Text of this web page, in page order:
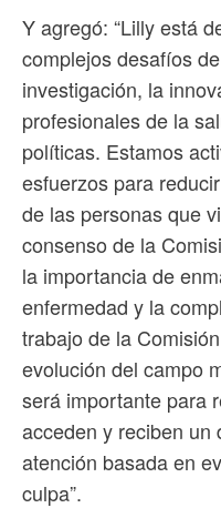
Y agregó: “Lilly está
complejos desafíos
investigación, la
profesionales de la
políticas. Estamos
esfuerzos para
de las personas que
consenso de la
la importancia de
enfermedad y la
trabajo de la
evolución del campo
será importante para
acceden y reciben un
atención basada en
culpa”.